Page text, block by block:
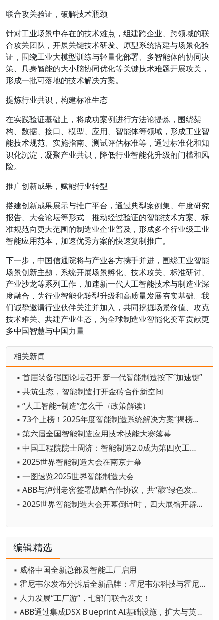
联合攻关验证，破解技术瓶颈
针对工业场景中存在的技术难点，组建跨企业、跨领域的联
合攻关团队，开展关键技术研发、原型系统搭建与场景化验
证，围绕工业大模型训练与轻量化部署、多智能体的协同决
策、具身智能的大小脑协同优化等关键技术难题开展攻关，
形成一批可落地的技术解决方案。
提炼行业共识，构建标准生态
在实践验证基础上，将成功案例进行方法论提炼，围绕架
构、数据、接口、模型、应用、智能体等领域，形成工业智
能技术规范、实施指南、测试评估标准等，通过标准化和知
识化沉淀，凝聚产业共识，降低行业智能化升级的门槛和风
险。
推广创新成果，赋能行业转型
搭建创新成果展示与推广平台，通过典型案例集、年度研究
报告、大会论坛等形式，推动经过验证的智能技术方案、标
准规范向更大范围的制造业企业普及，形成多个行业级工业
智能应用范本，加速优秀方案的快速复制推广。
下一步，中国信通院将与产业各方携手并进，围绕工业智能
场景创新主题，系统开展场景孵化、技术攻关、标准研讨、
产业沙龙等系列工作，加速新一代人工智能技术与制造业深
度融合，为行业智能化转型升级和高质量发展夯实基础。我
们诚挚邀请行业伙伴关注并加入，共同挖掘场景价值、攻克
技术难关、共建产业生态，为全球制造业智能化变革贡献更
多中国智慧与中国力量！
相关新闻
▪ 首届装备强国论坛召开 新一代智能制造按下“加速键”
▪ 共筑生态，智能制造打开金砖合作新空间
▪ “人工智能+制造”怎么干（政策解读）
▪ 73个上榜！2025年度智能制造系统解决方案“揭榜挂帅”项目名单公布
▪ 第六届全国智能制造应用技术技能大赛落幕
▪ 中国工程院院士周济：智能制造2.0成为第四次工业革命核心技术
▪ 2025世界智能制造大会在南京开幕
▪ 一图速览2025世界智能制造大会
▪ ABB与泸州老窖签署战略合作协议，共“酿”绿色发展新未来
▪ 2025世界智能制造大会开幕倒计时，四大展馆开辟应用落地“演武场”
编辑精选
▪ 威格中国全新总部及智能工厂启用
▪ 霍尼韦尔发布分拆后全新品牌：霍尼韦尔科技与霍尼韦尔航空航天
▪ 大力发展“工厂游”，七部门联合发文！
▪ ABB通过集成DSX Blueprint AI基础设施，扩大与英伟达的合作